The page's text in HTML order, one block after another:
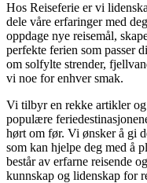
Hos Reiseferie er vi
dele våre erfaringer med
oppdage nye reisemål,
perfekte ferien som passer
om solfylte strender,
vi noe for enhver smak.
Vi tilbyr en rekke artikler
populære
hørt om før. Vi ønsker å gi
som kan hjelpe deg med å
består av erfarne reisende
kunnskap og lidenskap for